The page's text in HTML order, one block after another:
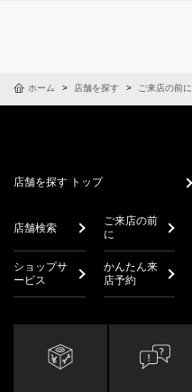
ホーム 店舗を探す ご来店の前に
店舗を探す トップ
店舗検索
ご来店の前
に
ショップサ
ービス
かんたん来
店予約